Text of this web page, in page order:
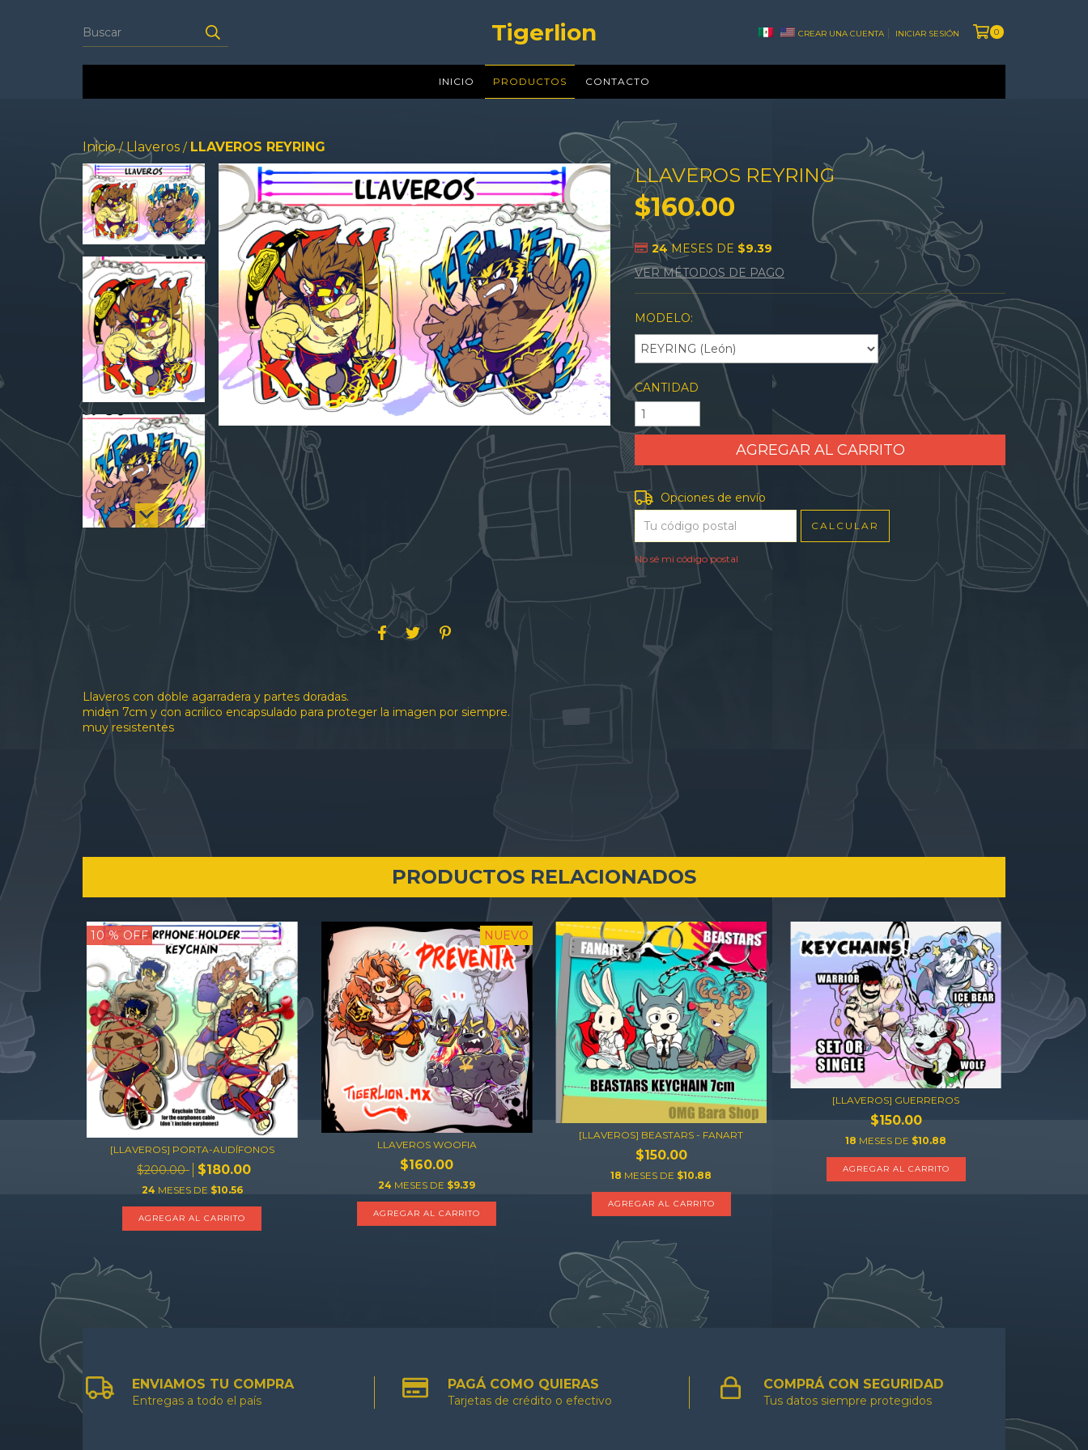
Tigerlion CREAR UNA CUENTA INICIAR SESIÓN 0
INICIO PRODUCTOS CONTACTO
Inicio / Llaveros / LLAVEROS REYRING
Llaveros con doble agarradera y partes doradas.
miden 7cm y con acrilico encapsulado para proteger la imagen por siempre.
muy resistentes
LLAVEROS REYRING
$160.00
24 MESES DE $9.39
VER MÉTODOS DE PAGO
MODELO:
CANTIDAD
Entregas para el CP: CAMBIAR CP
Opciones de envío
CALCULAR
No sé mi código postal
PRODUCTOS RELACIONADOS
10 % OFF
[LLAVEROS] PORTA-AUDÍFONOS
$200.00 $180.00
24 MESES DE $10.56
AGREGAR AL CARRITO
NUEVO
LLAVEROS WOOFIA
$160.00
24 MESES DE $9.39
AGREGAR AL CARRITO
[LLAVEROS] BEASTARS - FANART
$150.00
18 MESES DE $10.88
AGREGAR AL CARRITO
[LLAVEROS] GUERREROS
$150.00
18 MESES DE $10.88
AGREGAR AL CARRITO
ENVIAMOS TU COMPRA
Entregas a todo el país
PAGÁ COMO QUIERAS
Tarjetas de crédito o efectivo
COMPRÁ CON SEGURIDAD
Tus datos siempre protegidos